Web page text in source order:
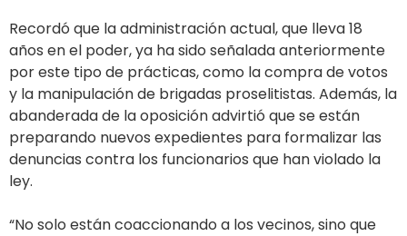
Recordó que la administración actual, que lleva 18
años en el poder, ya ha sido señalada anteriormente
por este tipo de prácticas, como la compra de votos
y la manipulación de brigadas proselitistas. Además, la
abanderada de la oposición advirtió que se están
preparando nuevos expedientes para formalizar las
denuncias contra los funcionarios que han violado la
ley.
“No solo están coaccionando a los vecinos, sino que